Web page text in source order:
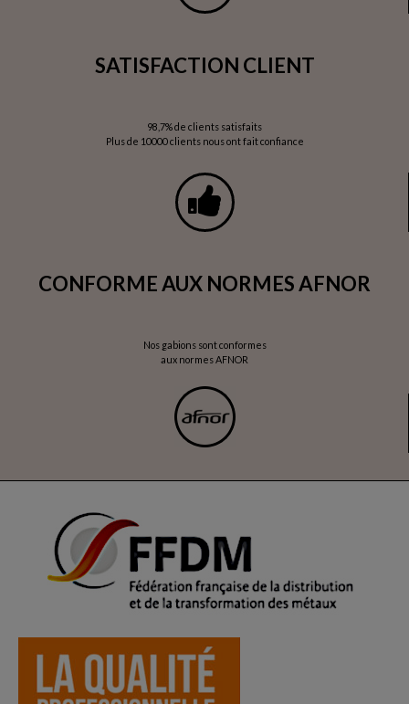
SATISFACTION CLIENT
98,7% de clients satisfaits
Plus de 10000 clients nous ont fait confiance
CONFORME AUX NORMES AFNOR
Nos gabions sont conformes
aux normes AFNOR